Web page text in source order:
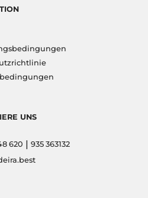
UNS
620 | 935 363132